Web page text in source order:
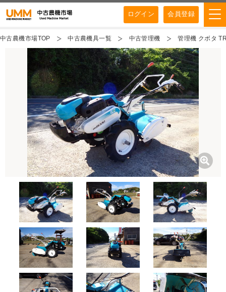
ログイン 会員登録
中古農機市場TOP 中古農機具一覧 中古管理機 管理機 クボタ